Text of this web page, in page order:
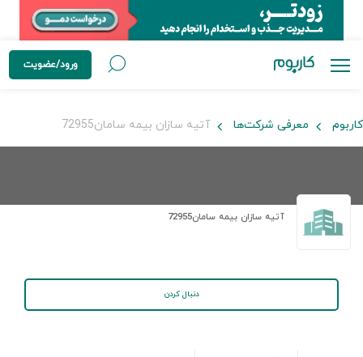
ورود/عضویت
کاربوم معرفی شرکت‌ها آتیه سازان بیمه سامان72955
آتیه سازان بیمه سامان72955
دنبال کردن